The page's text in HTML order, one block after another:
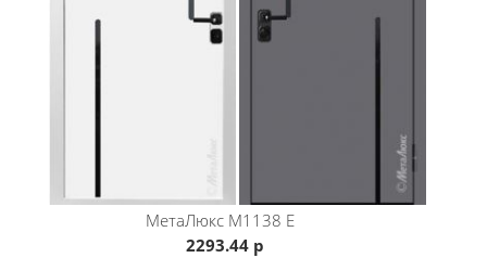
МетаЛюкс М1138 E
2293.44 р